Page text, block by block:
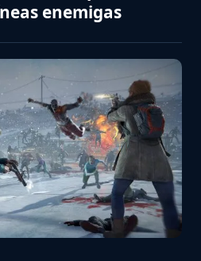
enemigas